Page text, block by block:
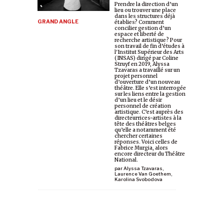
GRAND ANGLE
parAlyssa Tzavaras
Laurence Van Goethem
Karolina Svobodova
Prendre la direction d’un
lieu ou trouver une place
dans les structures déjà
établies? Comment
concilier gestion d’un
espace et liberté de
recherche artistique? Pour
son travail de fin d’études à
l'Institut Supérieur des Arts
(INSAS) dirigé par Coline
Struyf en 2019, Alyssa
Tzavaras a travaillé sur un
projet personnel
d’ouverture d’un nouveau
théâtre. Elle s’est interrogée
sur les liens entre la gestion
d’un lieu et le désir
personnel de création
artistique. C’est auprès des
directeur·rices-artistes à la
tête des théâtres belges
qu’elle a notamment été
chercher certaines
réponses. Voici celles de
Fabrice Murgia, alors
encore directeur du Théâtre
National.